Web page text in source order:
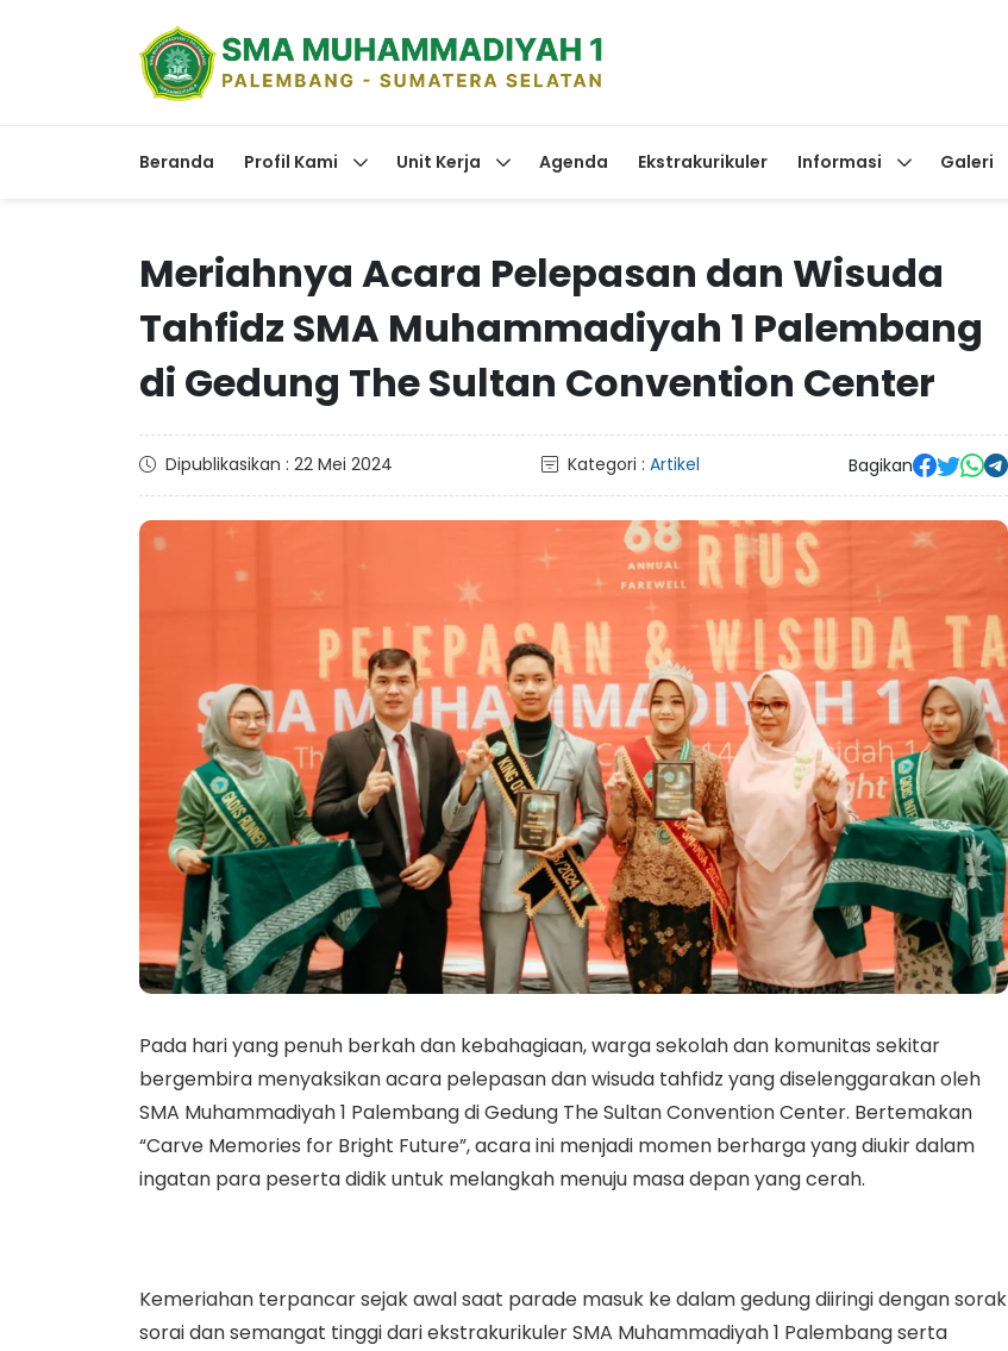
Beranda Profil Kami Unit Kerja Agenda Ekstrakurikuler Informasi Galeri
Meriahnya Acara Pelepasan dan Wisuda
Tahfidz SMA Muhammadiyah 1 Palembang
di Gedung The Sultan Convention Center
Dipublikasikan : 22 Mei 2024 Kategori : Artikel Bagikan
Pada hari yang penuh berkah dan kebahagiaan, warga sekolah dan komunitas sekitar
bergembira menyaksikan acara pelepasan dan wisuda tahfidz yang diselenggarakan oleh
SMA Muhammadiyah 1 Palembang di Gedung The Sultan Convention Center. Bertemakan
“Carve Memories for Bright Future”, acara ini menjadi momen berharga yang diukir dalam
ingatan para peserta didik untuk melangkah menuju masa depan yang cerah.
Kemeriahan terpancar sejak awal saat parade masuk ke dalam gedung diiringi dengan sorak
sorai dan semangat tinggi dari ekstrakurikuler SMA Muhammadiyah 1 Palembang serta